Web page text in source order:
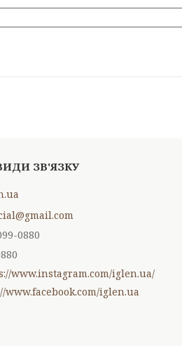
0880
www.instagram.com/iglen.ua/
www.facebook.com/iglen.ua